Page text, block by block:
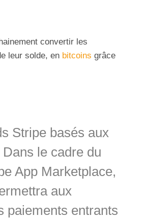
convertir les
leur solde, en bitcoins grâce
Stripe basés aux
le cadre du
App Marketplace,
aux
paiements entrants